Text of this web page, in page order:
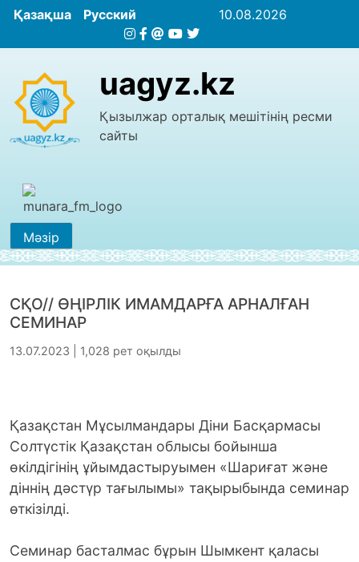
Қазақша Русский 10.08.2026
uagyz.kz
Қызылжар орталық мешітінің ресми
сайты
Мәзір
СҚО// ӨҢІРЛІК ИМАМДАРҒА АРНАЛҒАН
СЕМИНАР
13.07.2023 | 1,028 рет оқылды
Қазақстан Мұсылмандары Діни Басқармасы
Солтүстік Қазақстан облысы бойынша
өкілдігінің ұйымдастыруымен «Шариғат және
діннің дәстүр тағылымы» тақырыбында семинар
өткізілді.
Семинар басталмас бұрын Шымкент қаласы